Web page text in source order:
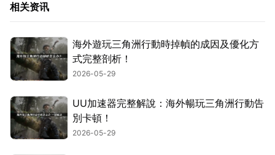
相关资讯
海外遊玩三角洲行動時掉幀的成因及優化方
式完整剖析！
2026-05-29
UU加速器完整解說：海外暢玩三角洲行動告
別卡頓！
2026-05-29